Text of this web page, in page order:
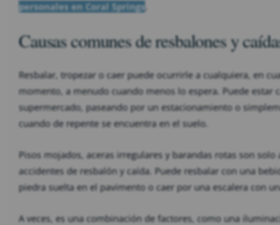
personales en Coral Springs
Causas comunes de resbalones y
Resbalar, tropezar o caer puede ocurrirle a cualquiera, en
momento, a menudo cuando menos lo espera. Puede estar
supermercado, paseando por un estacionamiento o
cuando de repente se encuentra en el suelo.
Pisos mojados, aceras irregulares y barandas rotas son
accidentes de resbalón y caída. Puede resbalar con una
piedra suelta en el pavimento o caer por una escalera con
A veces, es una combinación de factores, como una